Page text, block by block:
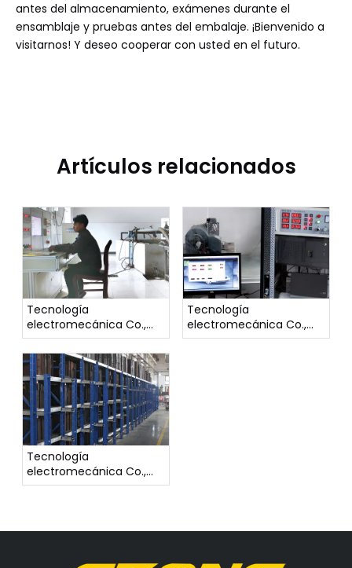
antes del almacenamiento, exámenes durante el
ensamblaje y pruebas antes del embalaje. ¡Bienvenido a
visitarnos! Y deseo cooperar con usted en el futuro.
Artículos relacionados
Tecnología
electromecánica Co.,
Ltd de Taizhou Yizhong
Tecnología
electromecánica Co.,
Ltd de Taizhou Yizhong
Tecnología
electromecánica Co.,
Ltd de Taizhou Yizhong